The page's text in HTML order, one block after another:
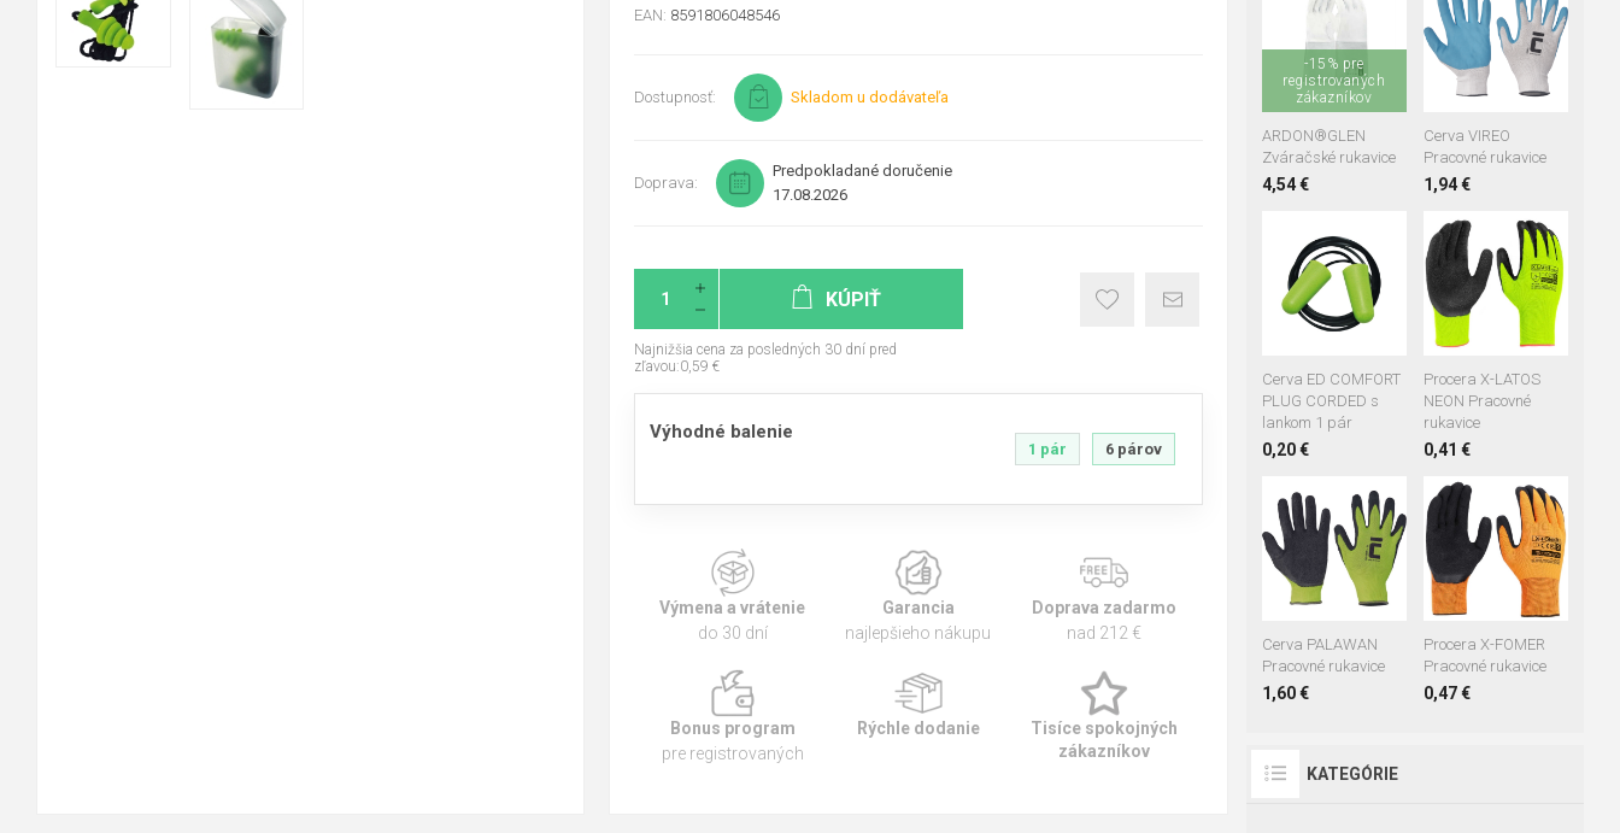
EAN: 8591806048546
Dostupnosť: Skladom u dodávateľa
Doprava:
Predpokladané doručenie
17.08.2026
KÚPIŤ
Najnižšia cena za posledných 30 dní pred
zľavou:0,59 €
Výhodné balenie
1 pár 6 párov
Výmena a vrátenie
do 30 dní
Garancia
najlepšieho nákupu
Doprava zadarmo
nad 212 €
Bonus program
pre registrovaných
Rýchle dodanie
Tisíce spokojných
zákazníkov
-15% pre
registrovaných
zákazníkov
ARDON®GLEN
Zváračské rukavice
4,54 €
Cerva VIREO
Pracovné rukavice
1,94 €
08
09
10
11
Cerva ED COMFORT
PLUG CORDED s
lankom 1 pár
0,20 €
Procera X-LATOS
NEON Pracovné
rukavice
0,41 €
+2
08
10
Cerva PALAWAN
Pracovné rukavice
1,60 €
08
09
10
11
Procera X-FOMER
Pracovné rukavice
0,47 €
08 10
KATEGÓRIE